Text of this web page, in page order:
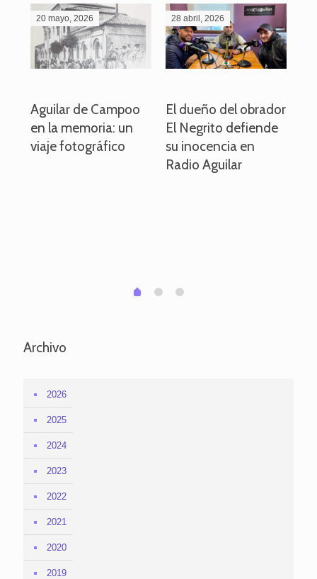
20 mayo, 2026
Aguilar de Campoo
en la memoria: un
viaje fotográfico
28 abril, 2026
El dueño del obrador
El Negrito defiende
su inocencia en
Radio Aguilar
0 1 2
Archivo
2026
2025
2024
2023
2022
2021
2020
2019